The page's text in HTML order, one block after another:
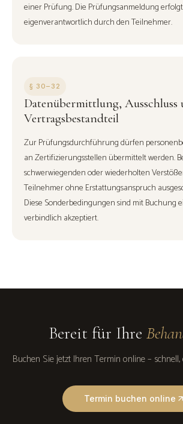
einer Prüfung. Die Prüfungsanmeldung erfolgt
eigenverantwortlich durch den Teilnehmer.
§ 30–32
Datenübermittlung, Ausschluss
Vertragsbestandteil
Zur Prüfungsdurchführung dürfen
an Zertifizierungsstellen übermittelt werden.
schwerwiegenden oder wiederholten
Teilnehmer ohne Erstattungsanspruch
Diese Sonderbedingungen sind mit Buchung
verbindlich akzeptiert.
Bereit für Ihre
Buchen Sie jetzt Ihren Termin online –
Termin buchen online